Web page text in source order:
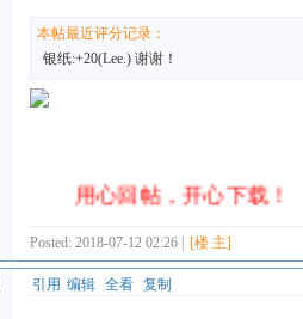
本帖最近评分记录：
银纸:+20(Lee.) 谢谢！
用心回帖，开心下载！
Posted: 2018-07-12 02:26 | [楼 主]
引用 编辑 全看 复制